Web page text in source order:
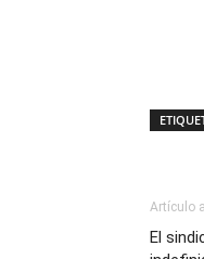
Artículo
El